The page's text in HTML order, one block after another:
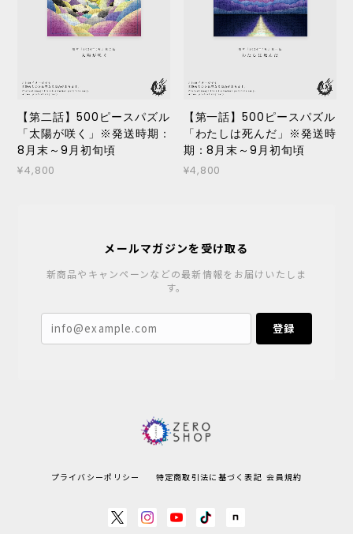
【第二話】500ピースパズル
「太陽が咲く」※発送時期：
8月末～9月初旬頃
¥4,800
【第一話】500ピースパズル
「わたしは死んだ」※発送時
期：8月末～9月初旬頃
¥4,800
メールマガジンを受け取る
新商品やキャンペーンなどの最新情報をお届けいたしま
す。
登録
プライバシーポリシー 特定商取引法に基づく表記 会員規約